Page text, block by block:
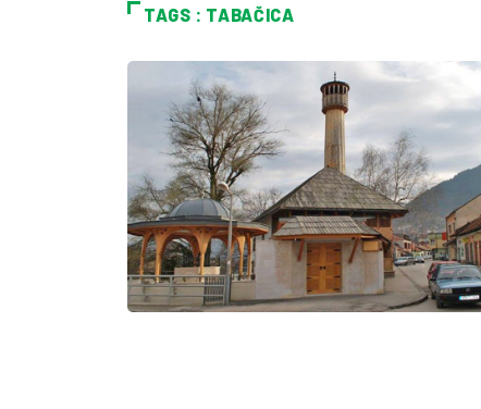
TAGS : TABAČICA